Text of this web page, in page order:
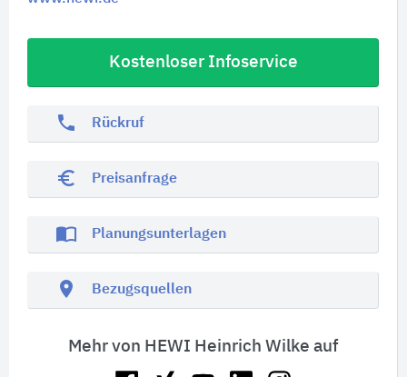
Kostenloser Infoservice
phone Rückruf
euro_symbol Preisanfrage
import_contacts Planungsunterlagen
location_on Bezugsquellen
Mehr von HEWI Heinrich Wilke auf